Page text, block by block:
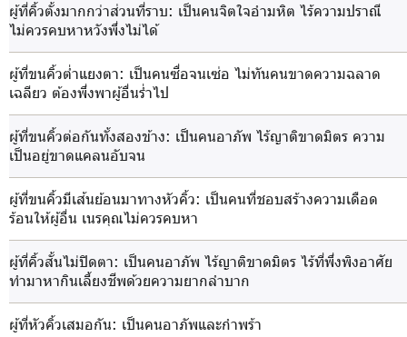
ผู้ที่คิ้วตั้งมากกว่าส่วนที่ราบ: เป็นคนจิตใจอำมหิต ไร้ความปราณี
ไม่ควรคบหาหวังพึ่งไม่ได้
ผู้ที่ขนคิ้วต่ำแยงตา: เป็นคนซื่อจนเซ่อ ไม่ทันคนขาดความฉลาด
เฉลียว ต้องพึ่งพาผู้อื่นร่ำไป
ผู้ที่ขนคิ้วต่อกันทั้งสองข้าง: เป็นคนอาภัพ ไร้ญาติขาดมิตร ความ
เป็นอยู่ขาดแคลนอับจน
ผู้ที่ขนคิ้วมีเส้นย้อนมาทางหัวคิ้ว: เป็นคนที่ชอบสร้างความเดือด
ร้อนให้ผู้อื่น เนรคุณไม่ควรคบหา
ผู้ที่คิ้วสั้นไม่ปิดตา: เป็นคนอาภัพ ไร้ญาติขาดมิตร ไร้ที่พึ่งพิงอาศัย
ทำมาหากินเลี้ยงชีพด้วยความยากลำบาก
ผู้ที่หัวคิ้วเสมอกัน: เป็นคนอาภัพและกำพร้า